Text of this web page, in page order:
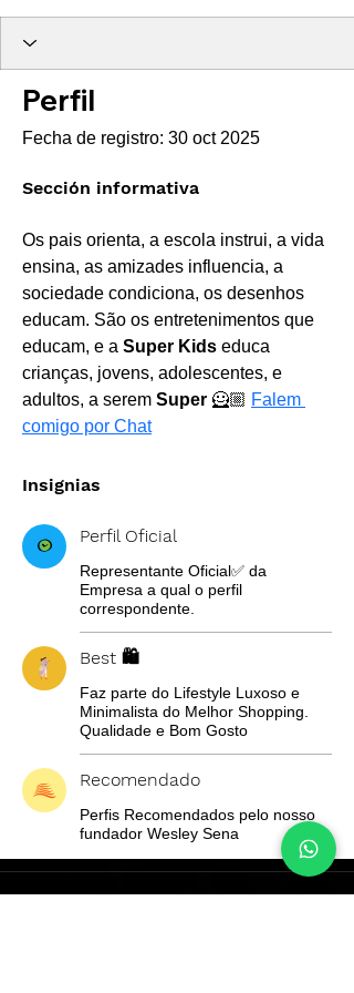
Perfil
Fecha de registro: 30 oct 2025
Sección informativa
Os pais orienta, a escola instrui, a vida
ensina, as amizades influencia, a
sociedade condiciona, os desenhos
educam. São os entretenimentos que
educam, e a Super Kids educa
crianças, jovens, adolescentes, e
adultos, a serem Super 🦸🏼 Falem
comigo por Chat
Insignias
Perfil Oficial
Representante Oficial✅ da
Empresa a qual o perfil
correspondente.
Best 🛍️
Faz parte do Lifestyle Luxoso e
Minimalista do Melhor Shopping.
Qualidade e Bom Gosto
Recomendado
Perfis Recomendados pelo nosso
fundador Wesley Sena